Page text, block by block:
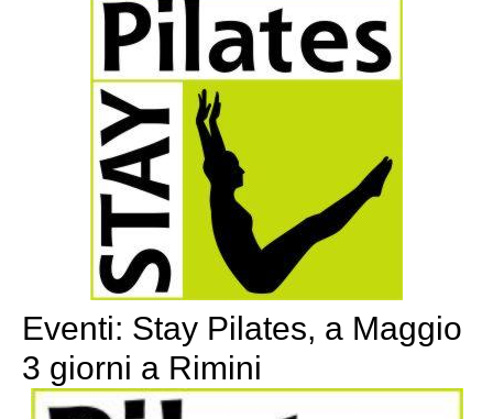
Eventi: Stay Pilates, a Maggio
3 giorni a Rimini